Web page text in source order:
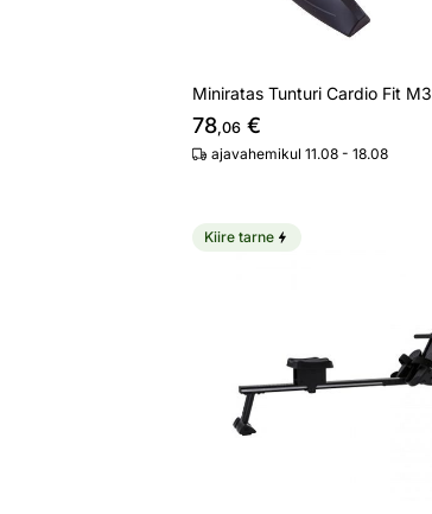
Miniratas Tunturi Cardio Fit
78,06 €
ajavahemikul 11.08 - 18.08
Sõudeergomeeter Tunturi
Kiire tarne